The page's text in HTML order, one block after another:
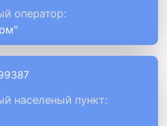
оператор:
населеный пункт: